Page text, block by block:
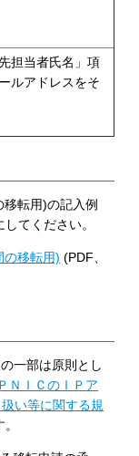
担当者氏名」項
ルアドレスをそ
転用)の記入例
てください。
の移転用) (PDF、
一部は原則とし
ＮＩＣのＩＰア
い等に関する規